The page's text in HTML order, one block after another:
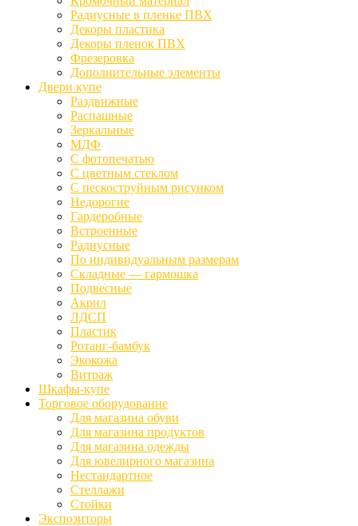
Радиусные в пленке ПВХ
Декоры пластика
Декоры пленок ПВХ
Фрезеровка
Дополнительные элементы
Двери купе
Раздвижные
Распашные
Зеркальные
МДФ
С фотопечатью
С цветным стеклом
С пескоструйным рисунком
Недорогие
Гардеробные
Встроенные
Радиусные
По индивидуальным размерам
Складные — гармошка
Подвесные
Акрил
ЛДСП
Пластик
Ротанг-бамбук
Экокожа
Витраж
Шкафы-купе
Торговое оборудование
Для магазина обуви
Для магазина продуктов
Для магазина одежды
Для ювелирного магазина
Нестандартное
Стеллажи
Стойки
Экспозиторы